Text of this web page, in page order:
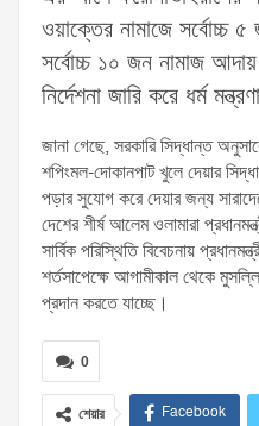
ওয়াক্তের নামাজে সর্বোচ্চ ৫
সর্বোচ্চ ১০ জন নামাজ
নির্দেশনা জারি করে ধর্ম
জানা গেছে, সরকারি সিদ্ধান্ত
শপিংমল-দোকানপাট খুলে দেয়ার
পড়ার সুযোগ করে দেয়ার জন্য
দেশের শীর্ষ আলেম ওলামারা
সার্বিক পরিস্থিতি বিবেচনায়
শর্তসাপেক্ষে আগামীকাল থেকে
প্রদান করতে যাচ্ছে।
0
শেয়ার Facebook